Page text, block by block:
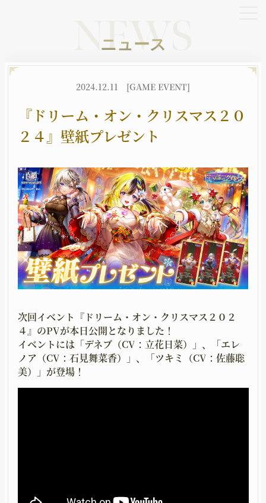
HOME NEWS
BATTLE
バトル
CHARACTER
キャラクター
JOB
職種
WORLD
世界観
UPGRADING GOODS
MOVIE
ムービー
GUIDELINE
二次創作ガイドライン
X YouTube TikTok
NEWS
ニュース
2024.12.11 [GAME EVENT]
『ドリーム・オン・クリスマス２０
２４』壁紙プレゼント
次回イベント『ドリーム・オン・クリスマス２０２
４』のPVが本日公開となりました！
イベントには「デネブ（CV：立花日菜）」、「エレ
ノア（CV：石見舞菜香）」、「ツキミ（CV：佐藤聡
美）」が登場！